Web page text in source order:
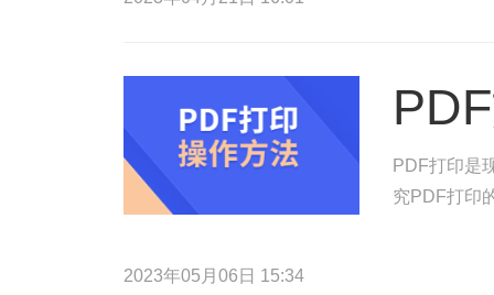
PDF打印是
究PDF打印
2023年05月06日 15:34